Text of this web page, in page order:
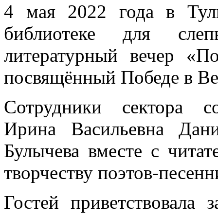
4 мая 2022 года в
библиотеке для
литературный вечер
посвящённый Победе в
Сотрудники сектора
Ирина Васильевна
Булычева вместе с
творчеству поэтов-
Гостей приветствовала